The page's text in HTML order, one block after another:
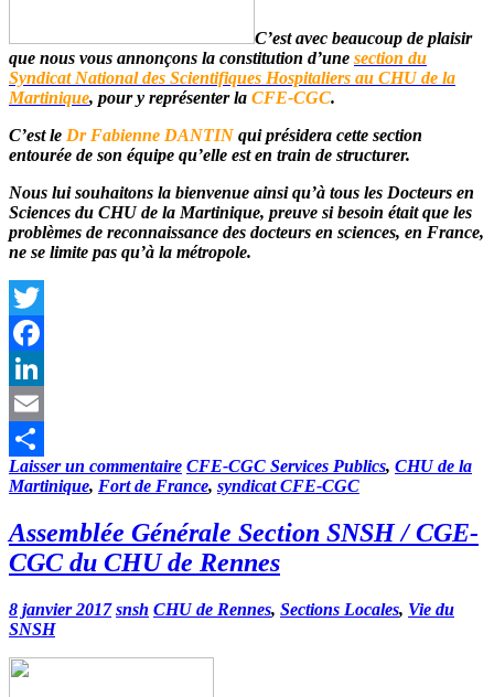
C’est avec beaucoup de plaisir
que nous vous annonçons la constitution d’une section du
Syndicat National des Scientifiques Hospitaliers au CHU de la
Martinique, pour y représenter la CFE-CGC.
C’est le Dr Fabienne DANTIN qui présidera cette section
entourée de son équipe qu’elle est en train de structurer.
Nous lui souhaitons la bienvenue ainsi qu’à tous les Docteurs en
Sciences du CHU de la Martinique, preuve si besoin était que les
problèmes de reconnaissance des docteurs en sciences, en France,
ne se limite pas qu’à la métropole.
Twitter
Facebook
LinkedIn
Email
Partager
Laisser un commentaire CFE-CGC Services Publics, CHU de la
Martinique, Fort de France, syndicat CFE-CGC
Assemblée Générale Section SNSH / CGE-
CGC du CHU de Rennes
8 janvier 2017 snsh CHU de Rennes, Sections Locales, Vie du
SNSH